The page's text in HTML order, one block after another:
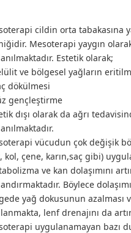
cildin orta tabakasına
Mesoterapi yaygın
Estetik olarak;
ve bölgesel yağların
dökülmesi
gençleştirme
dışı olarak da ağrı
vücudun çok değişik
kol, çene, karın,saç gibi)
ve kan dolaşımını
Böylece
yağ dokusunun azalması
lenf drenajını da
uygulanamayan bazı